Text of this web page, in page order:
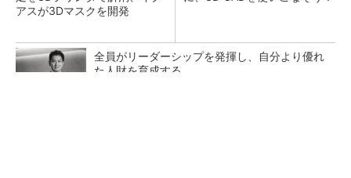
アスが3Dマスクを開発
全員がリーダーシップを発揮し、自分より優れ
た人財を育成する